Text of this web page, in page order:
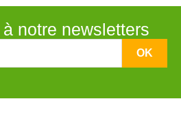
notre newsletters